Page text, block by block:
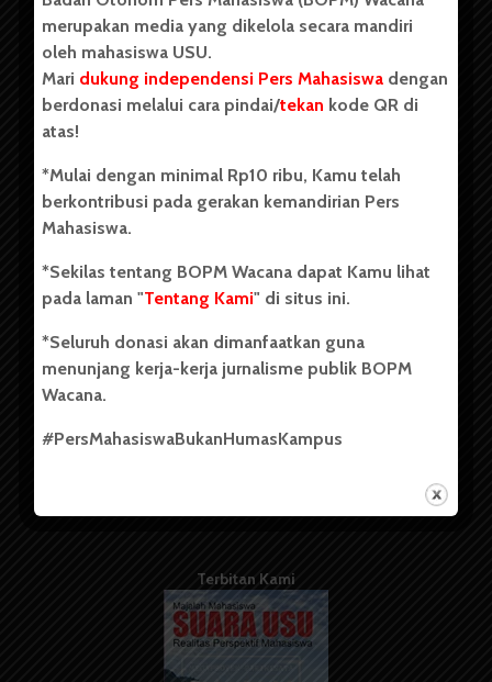
Badan Otonom Pers Mahasiswa (BOPM) Wacana merupakan
pers mahasiswa yang berdiri di luar kampus dan dikelola
secara mandiri oleh mahasiswa Universitas Sumatera Utara
(USU). Sebelumnya BOPM Wacana merupakan salah satu
Unit Kegiatan Mahasiswa (UKM) di Universitas Sumatera
berdiri pada 1 Juli 1995.
Kontribusi
Info Iklan
Pedoman Media Siber
Kode Etik Jurnalistik
Terbitan Kami
merupakan media yang dikelola secara mandiri
oleh mahasiswa USU.
Mari dukung independensi Pers Mahasiswa dengan
berdonasi melalui cara pindai/tekan kode QR di
atas!
*Mulai dengan minimal Rp10 ribu, Kamu telah
berkontribusi pada gerakan kemandirian Pers
Mahasiswa.
*Sekilas tentang BOPM Wacana dapat Kamu lihat
pada laman "Tentang Kami" di situs ini.
*Seluruh donasi akan dimanfaatkan guna
menunjang kerja-kerja jurnalisme publik BOPM
Wacana.
#PersMahasiswaBukanHumasKampus